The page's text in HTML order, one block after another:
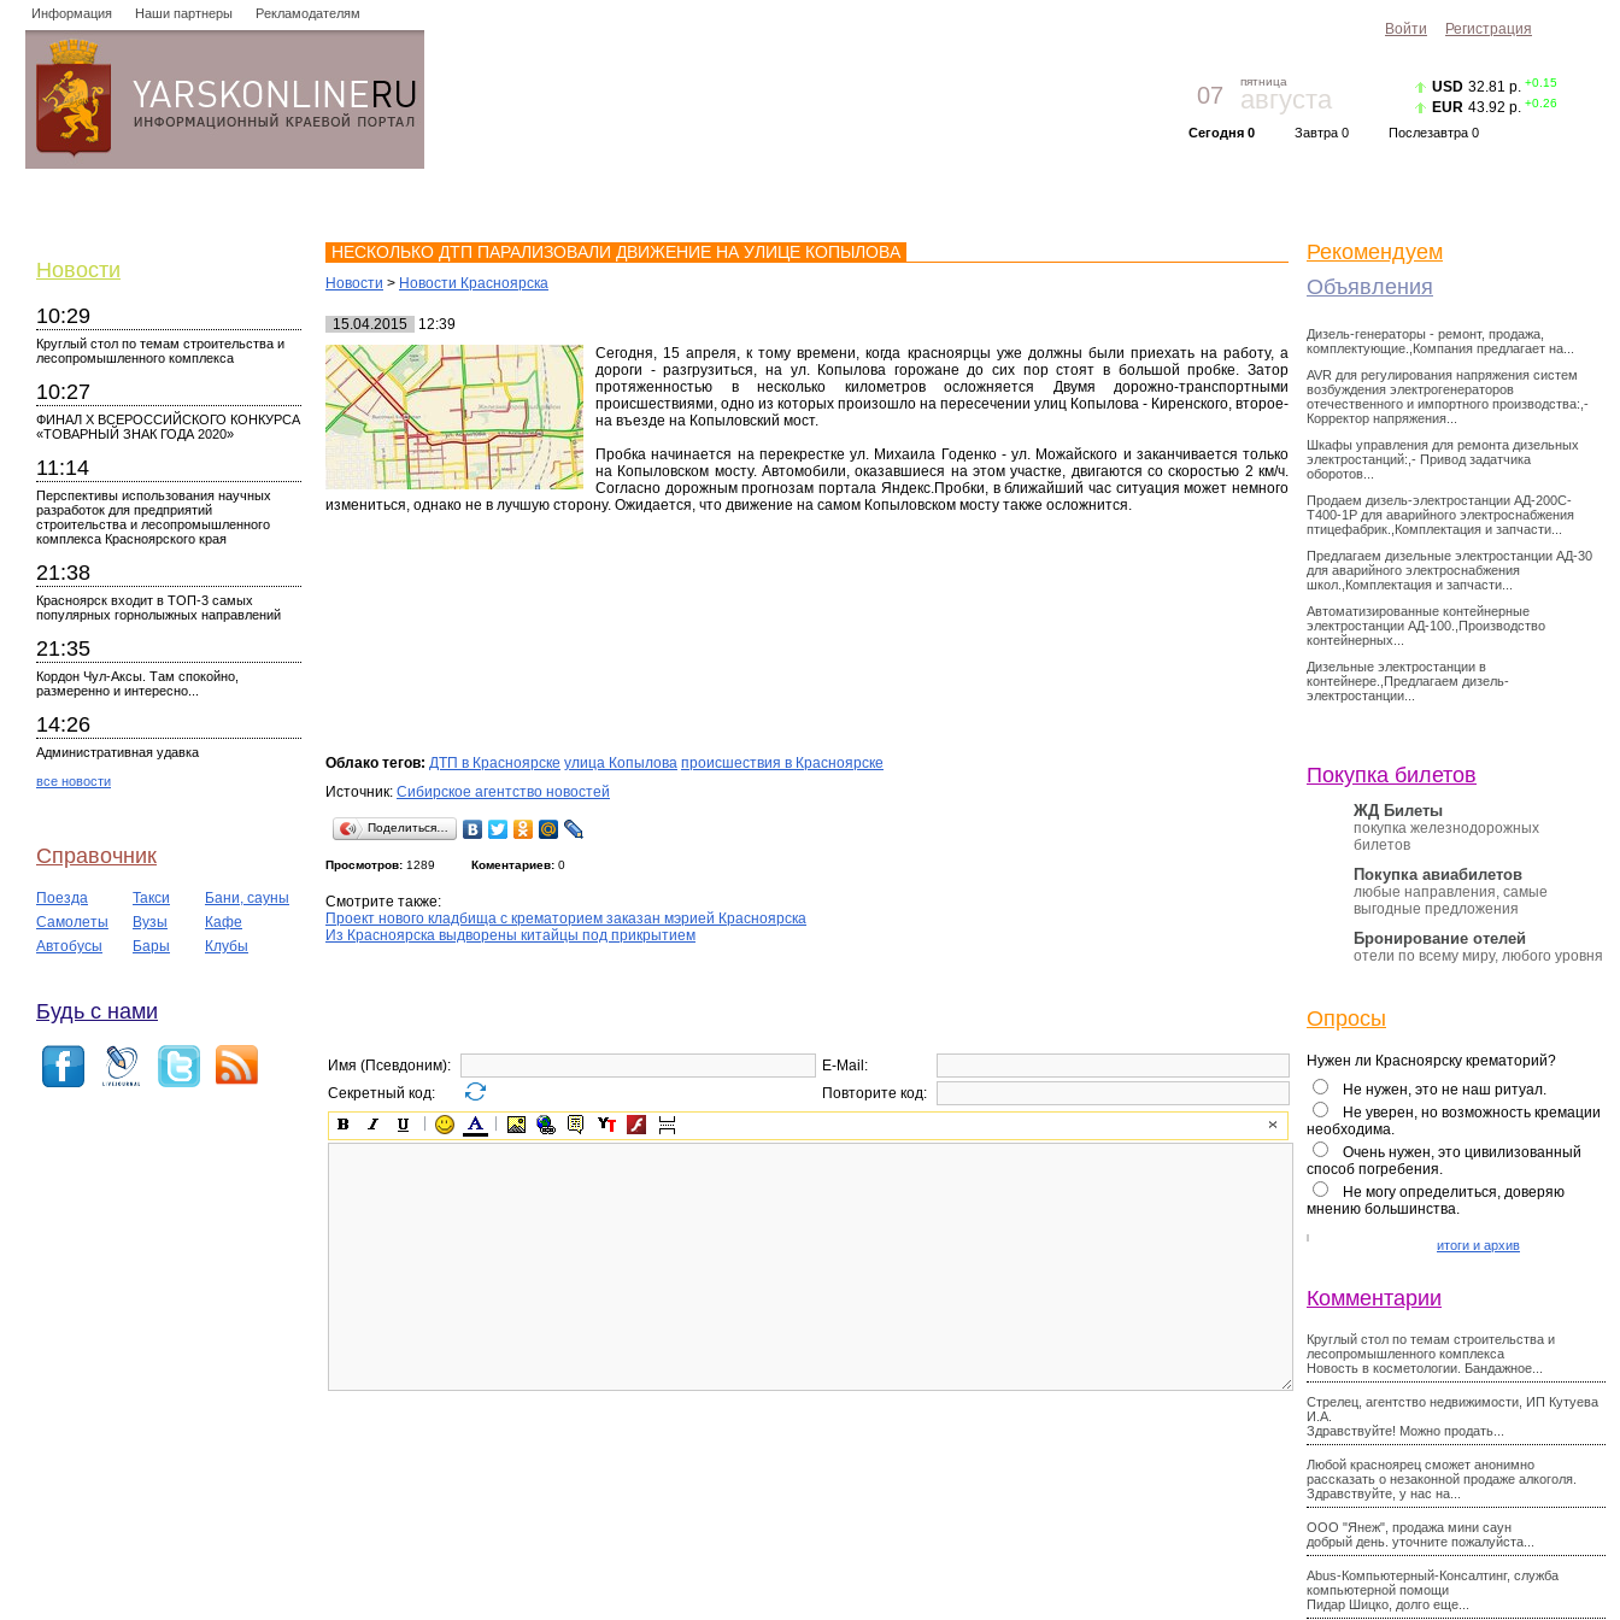
Информация Наши партнеры Рекламодателям
07
пятница
августа
Сегодня 0 Завтра 0 Послезавтра 0
USD 32.81 р. +0.15
EUR 43.92 р. +0.26
Новости
10:29
Круглый стол по темам строительства и
лесопромышленного комплекса
10:27
ФИНАЛ X ВСЕРОССИЙСКОГО КОНКУРСА
«ТОВАРНЫЙ ЗНАК ГОДА 2020»
11:14
Перспективы использования научных
разработок для предприятий
строительства и лесопромышленного
комплекса Красноярского края
21:38
Красноярск входит в ТОП-3 самых
популярных горнолыжных направлений
21:35
Кордон Чул-Аксы. Там спокойно,
размеренно и интересно...
14:26
Административная удавка
все новости
Справочник
Поезда Такси
Бани, сауны
Самолеты
Вузы
Кафе
Автобусы
Бары Клубы
Будь с нами
НЕСКОЛЬКО ДТП ПАРАЛИЗОВАЛИ ДВИЖЕНИЕ НА УЛИЦЕ КОПЫЛОВА
Новости > Новости Красноярска
15.04.2015
12:39
Сегодня, 15 апреля, к тому времени, когда красноярцы уже должны были приехать на работу, а
дороги - разгрузиться, на ул. Копылова горожане до сих пор стоят в большой пробке. Затор
протяженностью в несколько километров осложняется Двумя дорожно-транспортными
происшествиями, одно из которых произошло на пересечении улиц Копылова - Киренского, второе-
на въезде на Копыловский мост.
Пробка начинается на перекрестке ул. Михаила Годенко - ул. Можайского и заканчивается только
на Копыловском мосту. Автомобили, оказавшиеся на этом участке, двигаются со скоростью 2 км/ч.
Согласно дорожным прогнозам портала Яндекс.Пробки, в ближайший час ситуация может немного
измениться, однако не в лучшую сторону. Ожидается, что движение на самом Копыловском мосту также осложнится.
Облако тегов: ДТП в Красноярске улица Копылова происшествия в Красноярске
Источник: Сибирское агентство новостей
Поделиться…
Просмотров: 1289 Коментариев: 0
Смотрите также:
Проект нового кладбища с крематорием заказан мэрией Красноярска
Из Красноярска выдворены китайцы под прикрытием
Имя (Псевдоним):
E-Mail:
Секретный код:
Повторите код:
Рекомендуем
Объявления
Дизель-генераторы - ремонт, продажа,
комплектующие.,Компания предлагает на...
AVR для регулирования напряжения систем
возбуждения электрогенераторов
отечественного и импортного производства:,-
Корректор напряжения...
Шкафы управления для ремонта дизельных
электростанций:,- Привод задатчика
оборотов...
Продаем дизель-электростанции АД-200С-
Т400-1Р для аварийного электроснабжения
птицефабрик.,Комплектация и запчасти...
Предлагаем дизельные электростанции АД-30
для аварийного электроснабжения
школ.,Комплектация и запчасти...
Автоматизированные контейнерные
электростанции АД-100.,Производство
контейнерных...
Дизельные электростанции в
контейнере.,Предлагаем дизель-
электростанции...
Покупка билетов
ЖД Билеты
покупка железнодорожных
билетов
Покупка авиабилетов
любые направления, самые
выгодные предложения
Бронирование отелей
отели по всему миру, любого уровня
Опросы
Нужен ли Красноярску крематорий?
Не нужен, это не наш ритуал.
Не уверен, но возможность кремации
необходима.
Очень нужен, это цивилизованный
способ погребения.
Не могу определиться, доверяю
мнению большинства.
итоги и архив
Комментарии
Круглый стол по темам строительства и
лесопромышленного комплекса
Новость в косметологии. Бандажное...
Стрелец, агентство недвижимости, ИП Кутуева
И.А.
Здравствуйте! Можно продать...
Любой красноярец сможет анонимно
рассказать о незаконной продаже алкоголя.
Здравствуйте, у нас на...
ООО "Янеж", продажа мини саун
добрый день. уточните пожалуйста...
Abus-Компьютерный-Консалтинг, служба
компьютерной помощи
Пидар Шицко, долго еще...
Войти Регистрация